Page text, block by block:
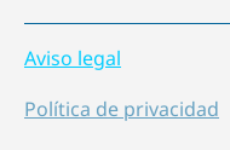
Aviso legal
Política de privacidad